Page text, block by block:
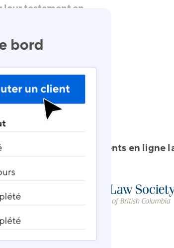
leur testament en
plateforme de testaments en ligne